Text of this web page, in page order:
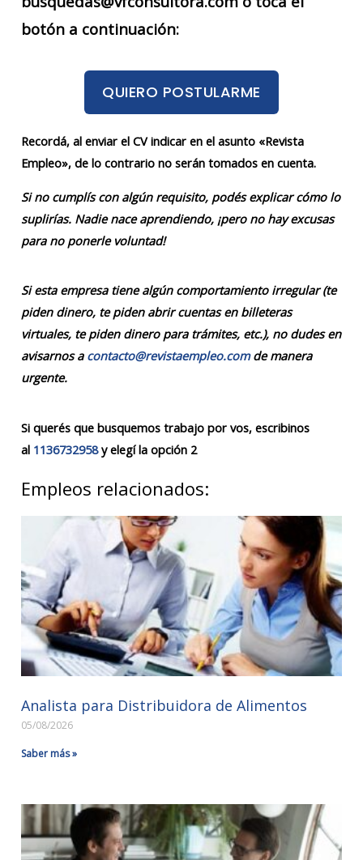
botón a continuación:
QUIERO POSTULARME
Recordá, al enviar el CV indicar en el asunto «Revista
Empleo», de lo contrario no serán tomados en cuenta.
Si no cumplís con algún requisito, podés explicar cómo lo
suplirías. Nadie nace aprendiendo, ¡pero no hay excusas
para no ponerle voluntad!
Si esta empresa tiene algún comportamiento irregular (te
piden dinero, te piden abrir cuentas en billeteras
virtuales, te piden dinero para trámites, etc.), no dudes en
avisarnos a contacto@revistaempleo.comde manera
urgente.
Si querés que busquemos trabajo por vos, escribinos
al 1136732958y elegí la opción 2
Empleos relacionados:
Analista para Distribuidora de Alimentos
05/08/2026
Saber más »